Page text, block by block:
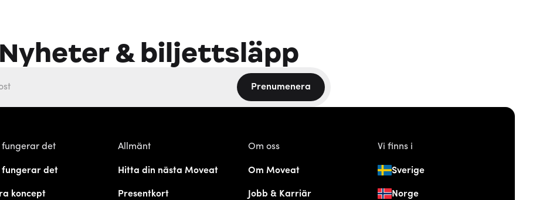
Nyheter & biljettsläpp
Prenumenera
fungerar det
fungerar det
koncept
Allmänt
Hitta din nästa Moveat
Presentkort
Om oss
Om Moveat
Jobb & Karriär
Vi finns i
Sverige
Norge